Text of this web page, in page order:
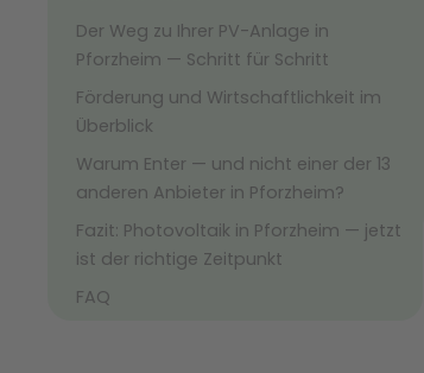
Der Weg zu Ihrer PV-Anlage in
Pforzheim — Schritt für Schritt
Förderung und Wirtschaftlichkeit im
Überblick
Warum Enter — und nicht einer der 13
anderen Anbieter in Pforzheim?
Fazit: Photovoltaik in Pforzheim — jetzt
ist der richtige Zeitpunkt
FAQ